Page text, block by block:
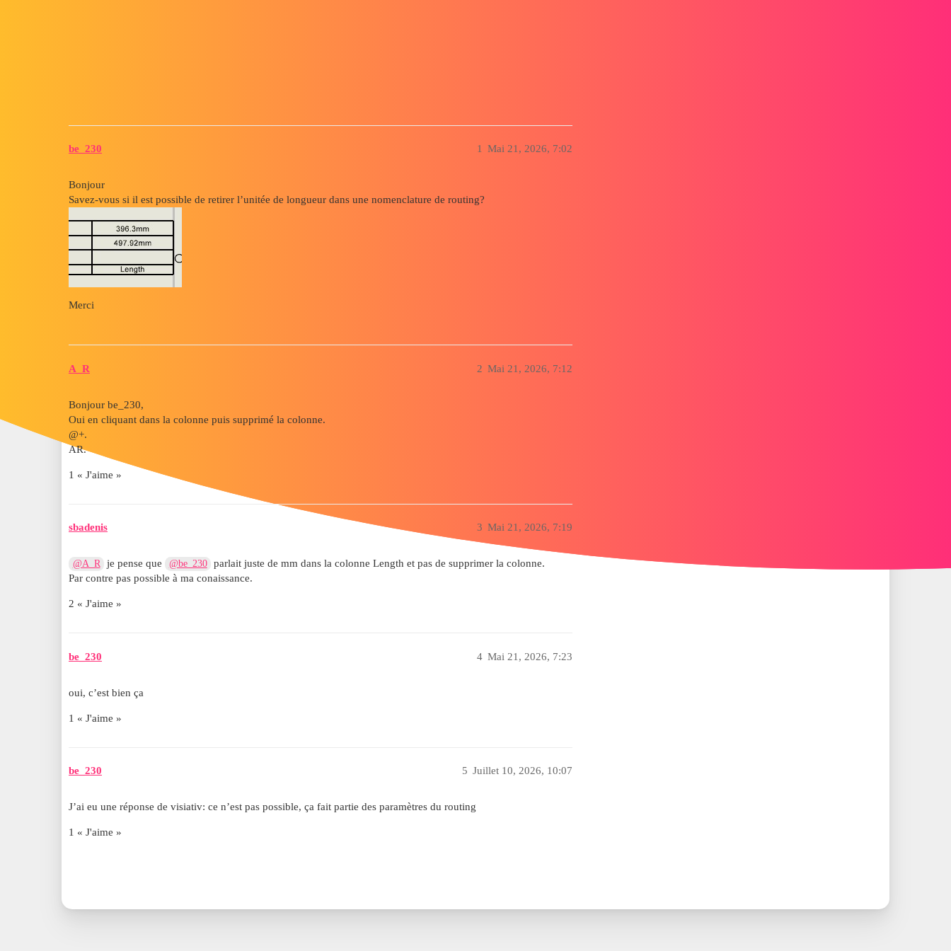
be_230 Mai 21, 2026, 7:02
1
Bonjour
Savez-vous si il est possible de retirer l’unitée de longueur dans une nomenclature de routing?
Merci
A_R Mai 21, 2026, 7:12
2
Bonjour be_230,
Oui en cliquant dans la colonne puis supprimé la colonne.
@+.
AR.
1 « J'aime »
sbadenis Mai 21, 2026, 7:19
3
@A_R je pense que @be_230
parlait juste de mm dans la colonne Length et pas de supprimer la colonne.
Par contre pas possible à ma conaissance.
2 « J'aime »
be_230 Mai 21, 2026, 7:23
4
oui, c’est bien ça
1 « J'aime »
be_230 Juillet 10, 2026, 10:07
5
J’ai eu une réponse de visiativ: ce n’est pas possible, ça fait partie des paramètres du routing
1 « J'aime »